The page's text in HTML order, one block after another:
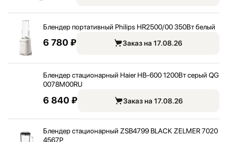
Блендер портативный Philips HR2500/00 350Вт белый
6 780 ₽ Заказ на 17.08.26
Блендер стационарный Haier HB-600 1200Вт серый QG
0078M00RU
6 840 ₽ Заказ на 17.08.26
Блендер стационарный ZSB4799 BLACK ZELMER 7020
4567P